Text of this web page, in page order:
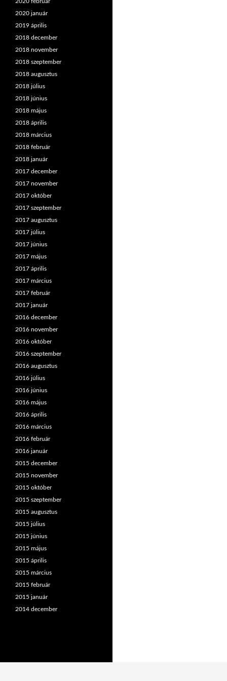
2020 január
2019 április
2018 december
2018 november
2018 szeptember
2018 augusztus
2018 július
2018 június
2018 május
2018 április
2018 március
2018 február
2018 január
2017 december
2017 november
2017 október
2017 szeptember
2017 augusztus
2017 július
2017 június
2017 május
2017 április
2017 március
2017 február
2017 január
2016 december
2016 november
2016 október
2016 szeptember
2016 augusztus
2016 július
2016 június
2016 május
2016 április
2016 március
2016 február
2016 január
2015 december
2015 november
2015 október
2015 szeptember
2015 augusztus
2015 július
2015 június
2015 május
2015 április
2015 március
2015 február
2015 január
2014 december